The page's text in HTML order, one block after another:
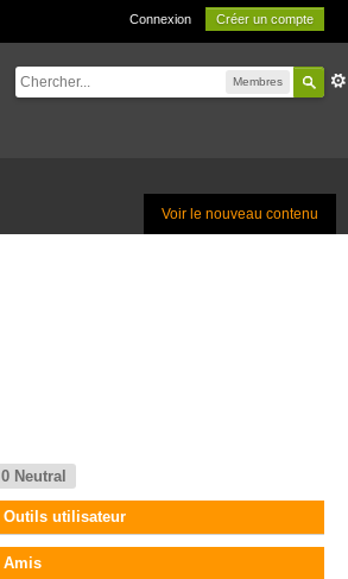
Connexion Créer un compte
Membres
Voir le nouveau contenu
0 Neutral
Outils utilisateur
Amis